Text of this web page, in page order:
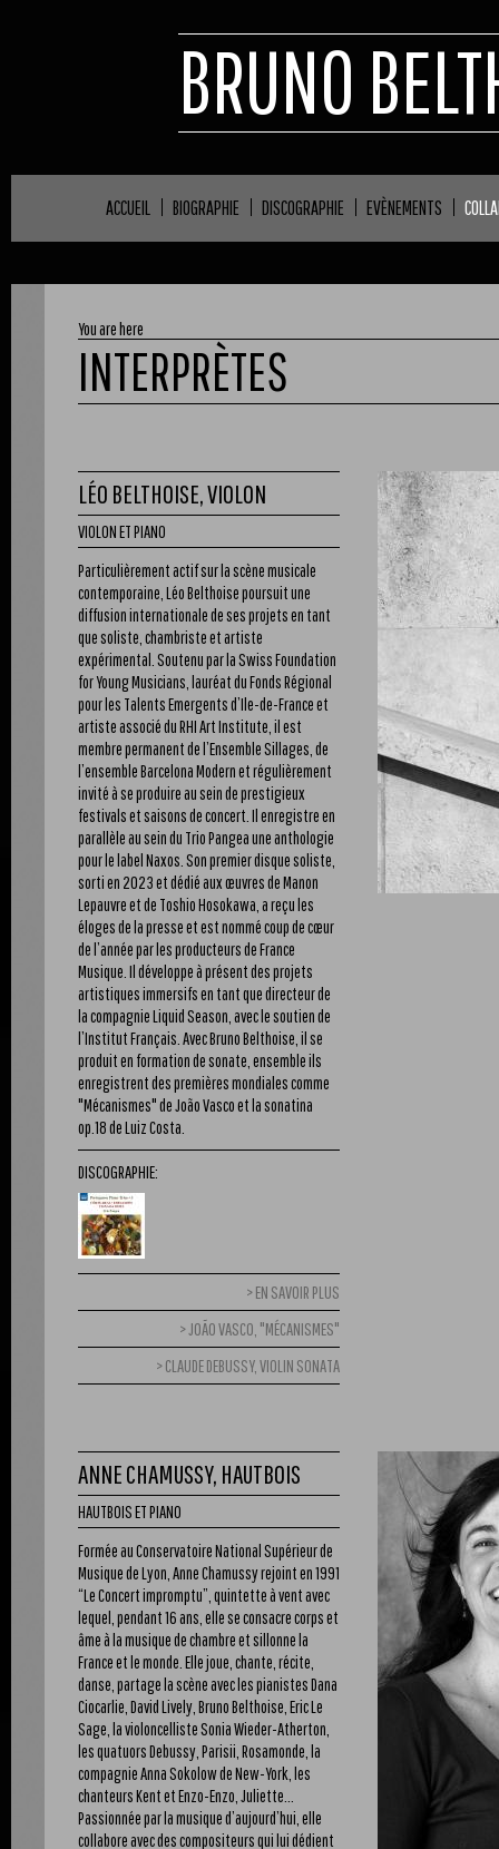
BRUNO
ACCUEIL BIOGRAPHIE DISCOGRAPHIE EVÈNEMENTS
You are here
INTERPRÈTES
LÉO BELTHOISE, VIOLON
VIOLON ET PIANO
Particulièrement actif sur la scène musicale
contemporaine, Léo Belthoise poursuit une
diffusion internationale de ses projets en tant
que soliste, chambriste et artiste
expérimental. Soutenu par la Swiss Foundation
for Young Musicians, lauréat du Fonds Régional
pour les Talents Emergents d’Ile-de-France et
artiste associé du RHI Art Institute, il est
membre permanent de l’Ensemble Sillages, de
l’ensemble Barcelona Modern et régulièrement
invité à se produire au sein de prestigieux
festivals et saisons de concert. Il enregistre en
parallèle au sein du Trio Pangea une anthologie
pour le label Naxos. Son premier disque soliste,
sorti en 2023 et dédié aux œuvres de Manon
Lepauvre et de Toshio Hosokawa, a reçu les
éloges de la presse et est nommé coup de cœur
de l’année par les producteurs de France
Musique. Il développe à présent des projets
artistiques immersifs en tant que directeur de
la compagnie Liquid Season, avec le soutien de
l’Institut Français. Avec Bruno Belthoise, il se
produit en formation de sonate, ensemble ils
enregistrent des premières mondiales comme
"Mécanismes" de João Vasco et la sonatina
op.18 de Luiz Costa.
DISCOGRAPHIE:
EN SAVOIR PLUS
JOÃO VASCO, "MÉCANISMES"
CLAUDE DEBUSSY, VIOLIN SONATA
ANNE CHAMUSSY, HAUTBOIS
HAUTBOIS ET PIANO
Formée au Conservatoire National Supérieur de
Musique de Lyon, Anne Chamussy rejoint en 1991
“Le Concert impromptu”, quintette à vent avec
lequel, pendant 16 ans, elle se consacre corps et
âme à la musique de chambre et sillonne la
France et le monde. Elle joue, chante, récite,
danse, partage la scène avec les pianistes Dana
Ciocarlie, David Lively, Bruno Belthoise, Eric Le
Sage, la violoncelliste Sonia Wieder-Atherton,
les quatuors Debussy, Parisii, Rosamonde, la
compagnie Anna Sokolow de New-York, les
chanteurs Kent et Enzo-Enzo, Juliette...
Passionnée par la musique d’aujourd’hui, elle
collabore avec des compositeurs qui lui dédient